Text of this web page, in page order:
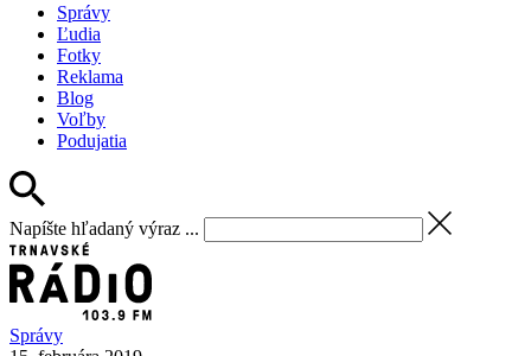
Správy
Ľudia
Fotky
Reklama
Blog
Voľby
Podujatia
Napíšte hľadaný výraz ...
Správy